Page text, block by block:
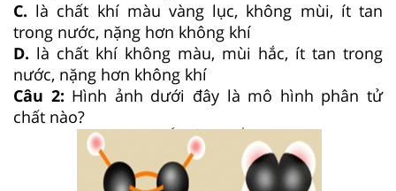
C. là chất khí màu vàng lục, không mùi, ít tan
trong nước, nặng hơn không khí
D. là chất khí không màu, mùi hắc, ít tan trong
nước, nặng hơn không khí
Câu 2: Hình ảnh dưới đây là mô hình phân tử
chất nào?